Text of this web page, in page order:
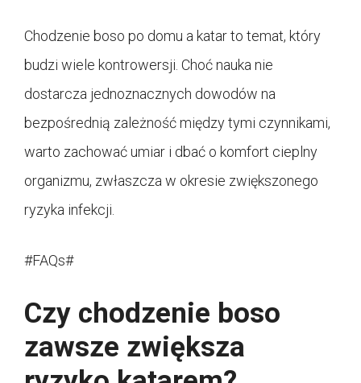
Chodzenie boso po domu a katar to temat, który
budzi wiele kontrowersji. Choć nauka nie
dostarcza jednoznacznych dowodów na
bezpośrednią zależność między tymi czynnikami,
warto zachować umiar i dbać o komfort cieplny
organizmu, zwłaszcza w okresie zwiększonego
ryzyka infekcji.
#FAQs#
Czy chodzenie boso
zawsze zwiększa